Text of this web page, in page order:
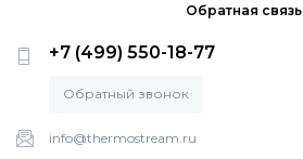
Обратная связь
+7 (499) 550-18-77
Обратный звонок
info@thermostream.ru